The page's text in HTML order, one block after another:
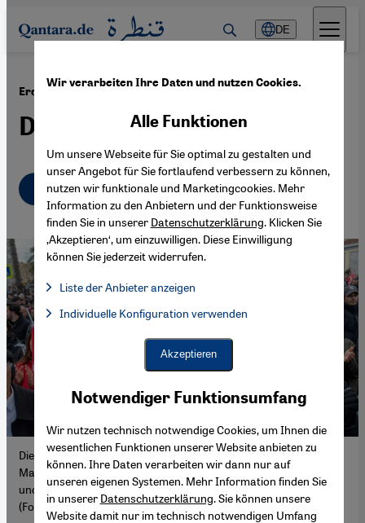
Direkt zum Inhalt springen
DE
Erdoğans Rivale Ekrem İmamoğlu ·21.03.2025
Das perfekte Profil
Deutsch English عربي
Die Verhaftung von İmamoğlu löste am Mittwoch
Massenproteste in Istanbul aus, als Tausende gegen Erdoğan
und die jahrzehntelange Herrschaft der AKP demonstrierten.
(Foto: picture alliance / ZUMAPRESS.com | T. Ildun)
Wir verarbeiten Ihre Daten und nutzen Cookies.
Notwendiger Funktionsumfang
Wir nutzen technisch notwendige Cookies, um Ihnen die
wesentlichen Funktionen unserer Website anbieten zu
können. Ihre Daten verarbeiten wir dann nur auf
unseren eigenen Systemen. Mehr Information finden Sie
in unserer Datenschutzerklärung. Sie können unsere
Website damit nur im technisch notwendigen Umfang
Alle Funktionen
Um unsere Webseite für Sie optimal zu gestalten und
unser Angebot für Sie fortlaufend verbessern zu können,
nutzen wir funktionale und Marketingcookies. Mehr
Information zu den Anbietern und der Funktionsweise
finden Sie in unserer Datenschutzerklärung. Klicken Sie
‚Akzeptieren‘, um einzuwilligen. Diese Einwilligung
können Sie jederzeit widerrufen.
Liste der Anbieter anzeigen
Facebook Embed / Facebook Connect, Google Maps Embed,
Facebook Embed / Facebook Connect
Google Maps Embed
Individuelle Konfiguration verwenden
Akzeptieren